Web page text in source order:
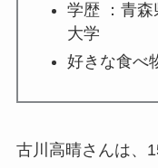
学歴 ：青
大学
好きな食べ
古川高晴さんは、